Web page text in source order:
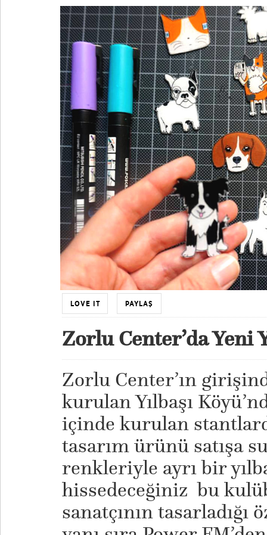
LOVE IT PAYLAŞ
Zorlu Center’da Yeni
Zorlu Center’ın
kurulan Yılbaşı
içinde kurulan
tasarım ürünü satışa
renkleriyle ayrı bir
hissedeceğiniz bu
sanatçının tasarladığı